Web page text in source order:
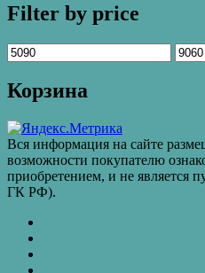
Filter by price
Корзина
Вся информация на сайте
возможности покупателю
приобретением, и не является
ГК РФ).